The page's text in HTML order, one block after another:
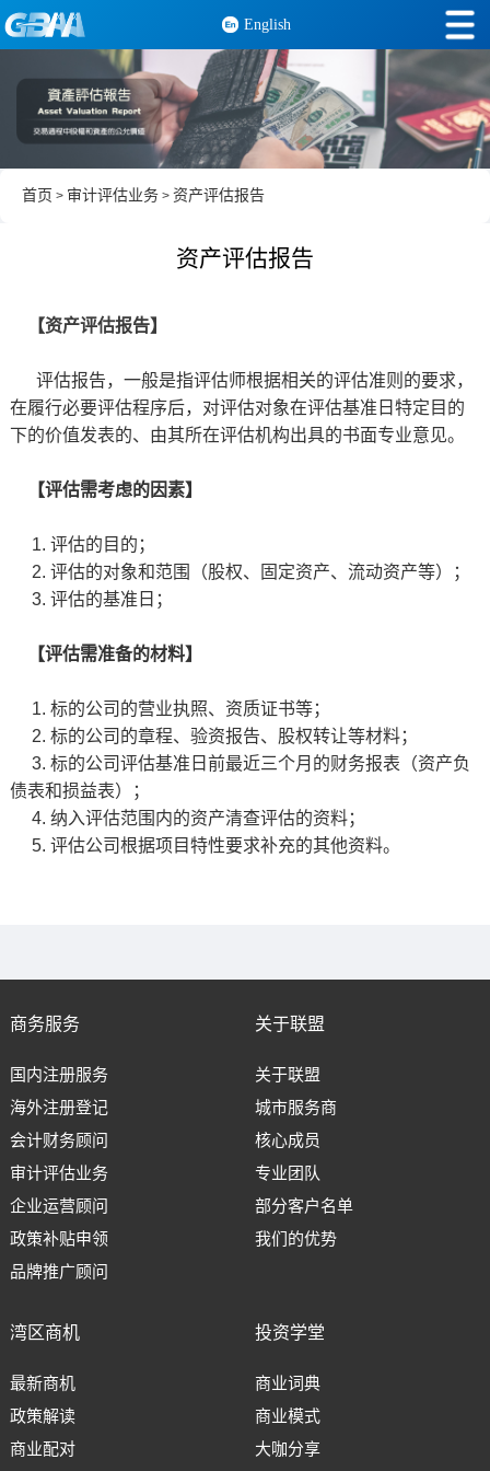
English
首页 > 审计评估业务 > 资产评估报告
资产评估报告
【资产评估报告】
评估报告，一般是指评估师根据相关的评估准则的要求，
在履行必要评估程序后，对评估对象在评估基准日特定目的
下的价值发表的、由其所在评估机构出具的书面专业意见。
【评估需考虑的因素】
1. 评估的目的；
2. 评估的对象和范围（股权、固定资产、流动资产等）；
3. 评估的基准日；
【评估需准备的材料】
1. 标的公司的营业执照、资质证书等；
2. 标的公司的章程、验资报告、股权转让等材料；
3. 标的公司评估基准日前最近三个月的财务报表（资产负
债表和损益表）；
4. 纳入评估范围内的资产清查评估的资料；
5. 评估公司根据项目特性要求补充的其他资料。
商务服务
国内注册服务
海外注册登记
会计财务顾问
审计评估业务
企业运营顾问
政策补贴申领
品牌推广顾问
关于联盟
关于联盟
城市服务商
核心成员
专业团队
部分客户名单
我们的优势
湾区商机
最新商机
政策解读
商业配对
投资学堂
商业词典
商业模式
大咖分享